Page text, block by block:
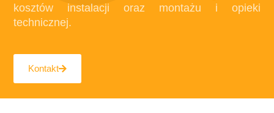
kosztów instalacji oraz montażu i opieki
technicznej.
Kontakt